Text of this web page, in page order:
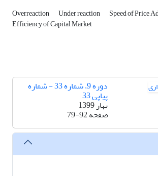
Overreaction Under reaction Speed of Price
Efficiency of Capital Market
دوره 9، شماره 33 - شماره
پیاپی 33
بهار 1399
صفحه79-92